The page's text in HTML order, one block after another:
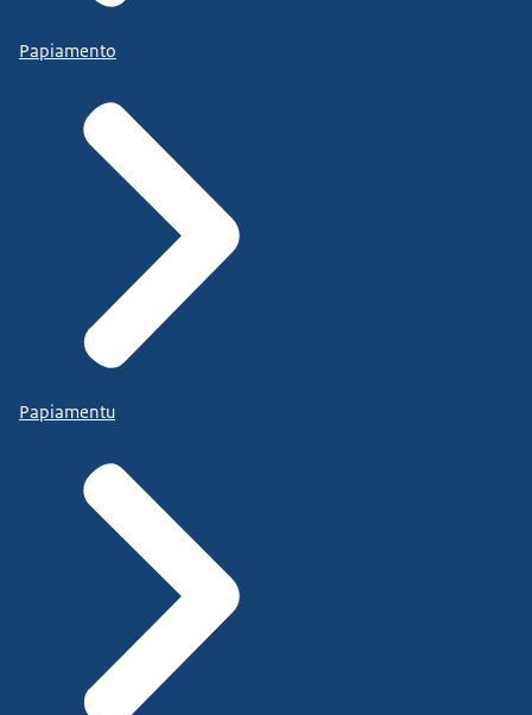
Papiamento
Papiamentu